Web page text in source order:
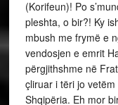
(Korifeun)! Po
pleshta, o bir?! Ky
mbush me frymë e
vendosjen e emrit
përgjithshme në
çliruar i tëri jo
Shqipëria. Eh mor